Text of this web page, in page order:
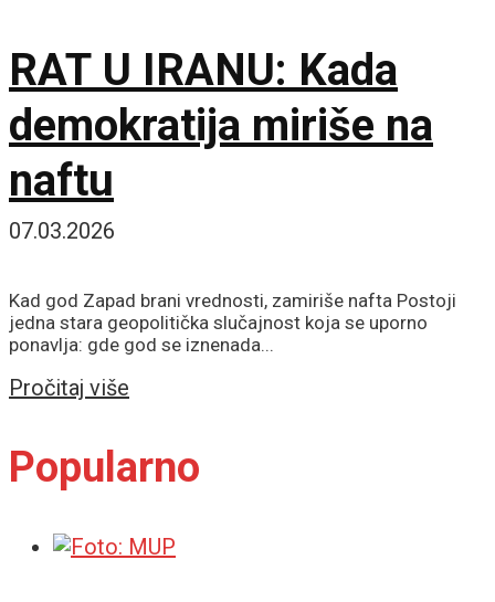
RAT U IRANU: Kada
demokratija miriše na
naftu
07.03.2026
Kad god Zapad brani vrednosti, zamiriše nafta Postoji
jedna stara geopolitička slučajnost koja se uporno
ponavlja: gde god se iznenada...
Pročitaj više
Popularno